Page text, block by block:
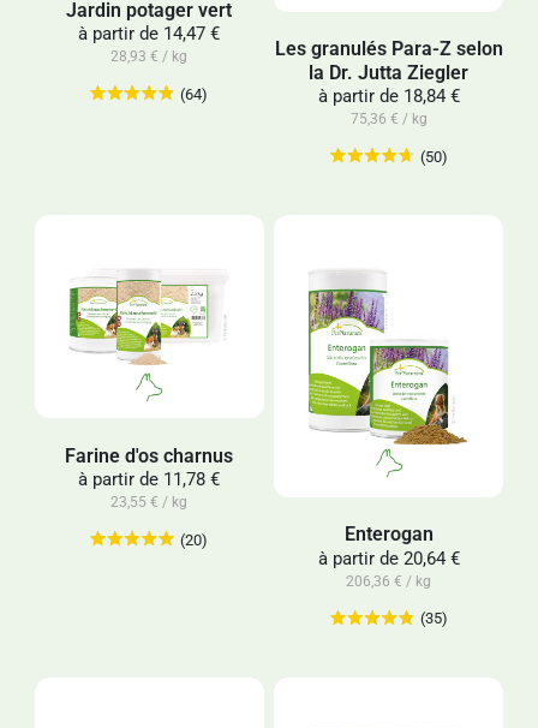
Jardin potager vert
à partir de 14,47 €
28,93 € / kg
(64)
Les granulés Para-Z selon
la Dr. Jutta Ziegler
à partir de18,84 €
75,36 € / kg
(50)
Farine d'os charnus
à partir de 11,78 €
23,55 € / kg
(20) Enterogan
à partir de20,64 €
206,36 € / kg
(35)